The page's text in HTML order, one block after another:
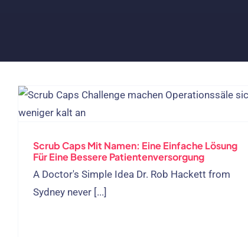
Scrub Caps Mit Namen: Eine Einfache Lösung
Für Eine Bessere Patientenversorgung
A Doctor's Simple Idea Dr. Rob Hackett from
Sydney never [...]